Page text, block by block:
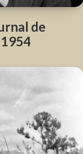
de